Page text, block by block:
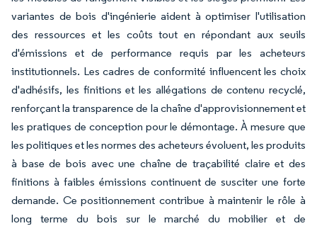
variantes de bois d'ingénierie aident à optimiser l'utilisation
des ressources et les coûts tout en répondant aux seuils
d'émissions et de performance requis par les acheteurs
institutionnels. Les cadres de conformité influencent les choix
d'adhésifs, les finitions et les allégations de contenu recyclé,
renforçant la transparence de la chaîne d'approvisionnement et
les pratiques de conception pour le démontage. À mesure que
les politiques et les normes des acheteurs évoluent, les produits
à base de bois avec une chaîne de traçabilité claire et des
finitions à faibles émissions continuent de susciter une forte
demande. Ce positionnement contribue à maintenir le rôle à
long terme du bois sur le marché du mobilier et de